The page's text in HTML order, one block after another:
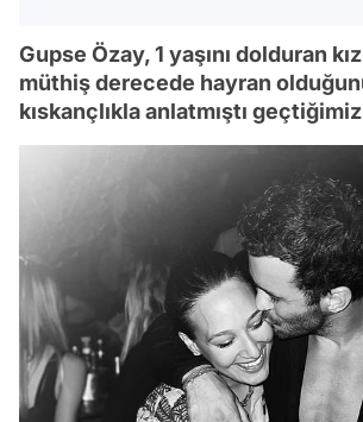
Gupse Özay, 1 yaşını dolduran
müthiş derecede hayran
kıskançlıkla anlatmıştı